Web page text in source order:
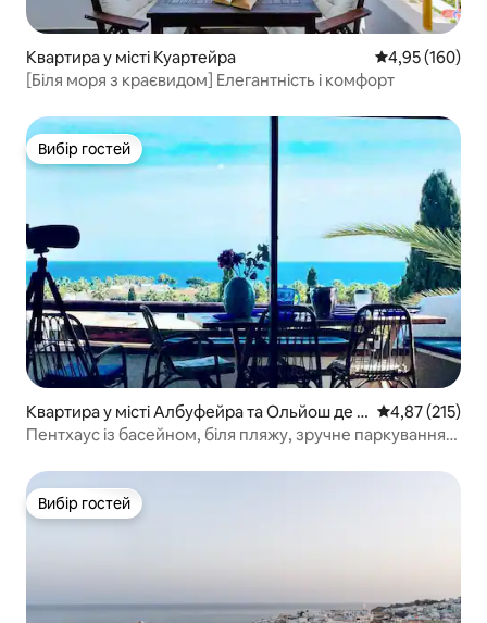
Квартира у місті Куартейра Середня
4,95 (160)
[Біля моря з краєвидом] Елегантність і комфорт
Вибір гостей
Вибір гостей
Квартира у місті Албуфейра та Ольйош де А
гу
Середня
4,87 (215)
Пентхаус із басейном, біля пляжу, зручне паркування,
Вибір гостей
Вибір гостей